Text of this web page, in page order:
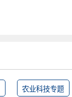
农业科技专题